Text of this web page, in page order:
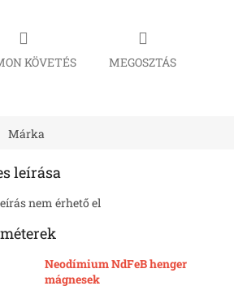
KÖVETÉS MEGOSZTÁS
Márka
leírása
nem érhető el
Neodímium NdFeB henger
mágnesek